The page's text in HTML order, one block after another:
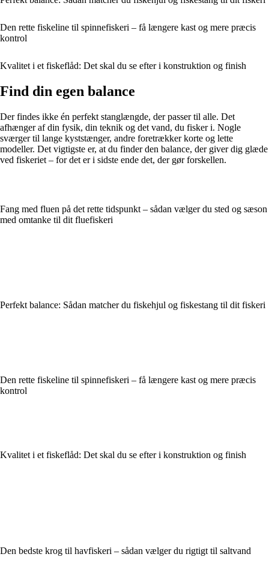
Den rette fiskeline til spinnefiskeri – få længere kast og mere præcis
kontrol
Kvalitet i et fiskeflåd: Det skal du se efter i konstruktion og finish
Find din egen balance
Der findes ikke én perfekt stanglængde, der passer til alle. Det
afhænger af din fysik, din teknik og det vand, du fisker i. Nogle
sværger til lange kyststænger, andre foretrækker korte og lette
modeller. Det vigtigste er, at du finder den balance, der giver dig glæde
ved fiskeriet – for det er i sidste ende det, der gør forskellen.
Fang med fluen på det rette tidspunkt – sådan vælger du sted og sæson
med omtanke til dit fluefiskeri
Perfekt balance: Sådan matcher du fiskehjul og fiskestang til dit fiskeri
Den rette fiskeline til spinnefiskeri – få længere kast og mere præcis
kontrol
Kvalitet i et fiskeflåd: Det skal du se efter i konstruktion og finish
Den bedste krog til havfiskeri – sådan vælger du rigtigt til saltvand